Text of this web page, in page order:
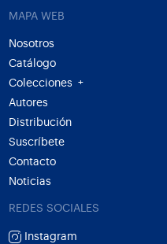
MAPA WEB
Nosotros
Catálogo
Colecciones
+
Autores
Distribución
Suscríbete
Contacto
Noticias
REDES SOCIALES
Instagram